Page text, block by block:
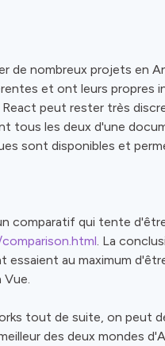
de nombreux projets en
et ont leurs propres
peut rester très
tous les deux d'une
sont disponibles et
comparatif qui tente
. La
essaient au maximum
tout de suite, on peut
des deux mondes